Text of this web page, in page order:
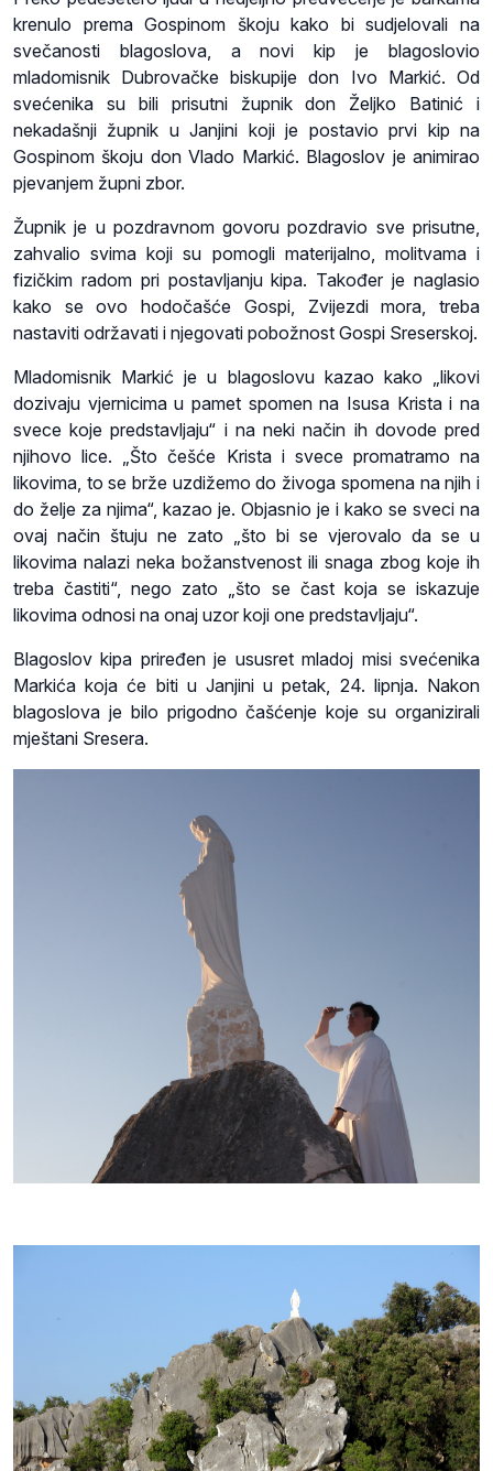
krenulo prema Gospinom škoju kako bi sudjelovali na
svečanosti blagoslova, a novi kip je blagoslovio
mladomisnik Dubrovačke biskupije don Ivo Markić. Od
svećenika su bili prisutni župnik don Željko Batinić i
nekadašnji župnik u Janjini koji je postavio prvi kip na
Gospinom škoju don Vlado Markić. Blagoslov je animirao
pjevanjem župni zbor.
Župnik je u pozdravnom govoru pozdravio sve prisutne,
zahvalio svima koji su pomogli materijalno, molitvama i
fizičkim radom pri postavljanju kipa. Također je naglasio
kako se ovo hodočašće Gospi, Zvijezdi mora, treba
nastaviti održavati i njegovati pobožnost Gospi Sreserskoj.
Mladomisnik Markić je u blagoslovu kazao kako „likovi
dozivaju vjernicima u pamet spomen na Isusa Krista i na
svece koje predstavljaju“ i na neki način ih dovode pred
njihovo lice. „Što češće Krista i svece promatramo na
likovima, to se brže uzdižemo do živoga spomena na njih i
do želje za njima“, kazao je. Objasnio je i kako se sveci na
ovaj način štuju ne zato „što bi se vjerovalo da se u
likovima nalazi neka božanstvenost ili snaga zbog koje ih
treba častiti“, nego zato „što se čast koja se iskazuje
likovima odnosi na onaj uzor koji one predstavljaju“.
Blagoslov kipa priređen je ususret mladoj misi svećenika
Markića koja će biti u Janjini u petak, 24. lipnja. Nakon
blagoslova je bilo prigodno čašćenje koje su organizirali
mještani Sresera.